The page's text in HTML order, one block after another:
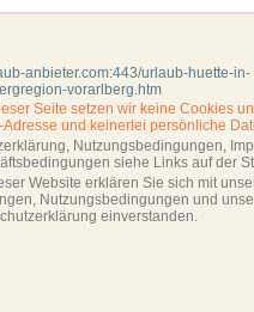
anbieter.com:443/urlaub-huette-in-
vorarlberg.htm
Seite setzen wir keine Cookies
und keinerlei persönliche
Nutzungsbedingungen,
siehe Links auf der
Website erklären Sie sich mit
Nutzungsbedingungen und
einverstanden.